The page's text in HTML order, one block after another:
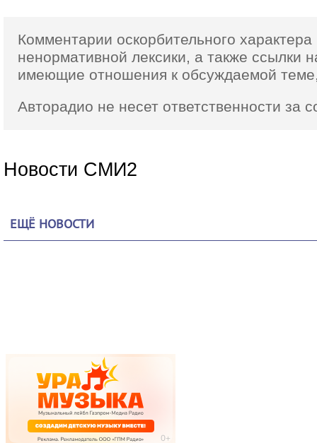
Комментарии оскорбительного
ненормативной лексики, а также ссылки
имеющие отношения к обсуждаемой
Авторадио не несет ответственности за
Новости СМИ2
ЕЩЁ НОВОСТИ